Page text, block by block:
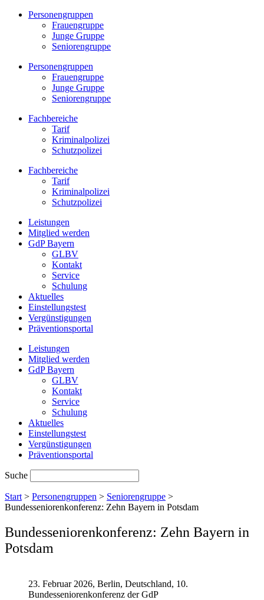
Personengruppen
Frauengruppe
Junge Gruppe
Seniorengruppe
Personengruppen
Frauengruppe
Junge Gruppe
Seniorengruppe
Fachbereiche
Tarif
Kriminalpolizei
Schutzpolizei
Fachbereiche
Tarif
Kriminalpolizei
Schutzpolizei
Leistungen
Mitglied werden
GdP Bayern
GLBV
Kontakt
Service
Schulung
Aktuelles
Einstellungstest
Vergünstigungen
Präventionsportal
Leistungen
Mitglied werden
GdP Bayern
GLBV
Kontakt
Service
Schulung
Aktuelles
Einstellungstest
Vergünstigungen
Präventionsportal
Suche
Start > Personengruppen > Seniorengruppe >
Bundesseniorenkonferenz: Zehn Bayern in Potsdam
Bundesseniorenkonferenz: Zehn Bayern in
Potsdam
23. Februar 2026, Berlin, Deutschland, 10.
Bundesseniorenkonferenz der GdP